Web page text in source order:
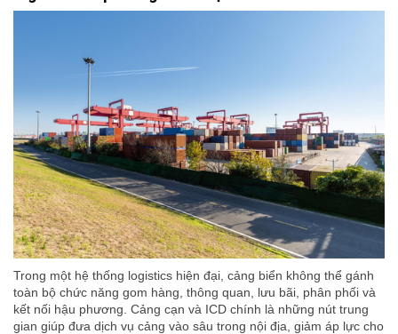
Trong một hệ thống logistics hiện đại, cảng biển không thể gánh
toàn bộ chức năng gom hàng, thông quan, lưu bãi, phân phối và
kết nối hậu phương. Cảng cạn và ICD chính là những nút trung
gian giúp đưa dịch vụ cảng vào sâu trong nội địa, giảm áp lực cho